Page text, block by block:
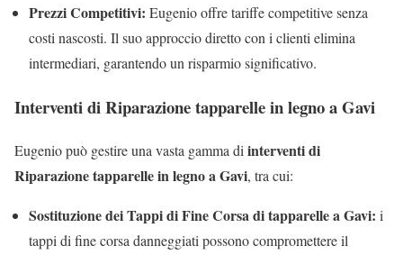
Prezzi Competitivi: Eugenio offre tariffe competitive senza
costi nascosti. Il suo approccio diretto con i clienti elimina
intermediari, garantendo un risparmio significativo.
Interventi di Riparazione tapparelle in legno a Gavi
Eugenio può gestire una vasta gamma diinterventi di
Riparazione tapparelle in legno a Gavi, tra cui:
Sostituzione dei Tappi di Fine Corsa di tapparelle a Gavi: i
tappi di fine corsa danneggiati possono compromettere il